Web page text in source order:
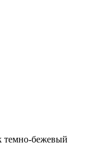
темно-бежевый